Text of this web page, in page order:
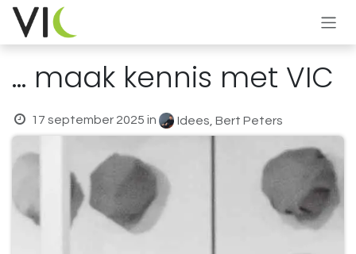
Overslaan naar inhoud
... maak kennis met VIC
17 september 2025 in Idees, Bert Peters